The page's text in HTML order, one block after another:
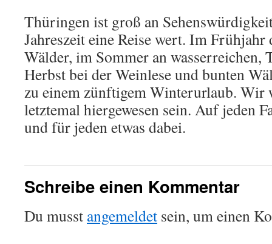
Thüringen ist groß an
Jahreszeit eine Reise wert. Im Frühjahr
Wälder, im Sommer an wasserreichen,
Herbst bei der Weinlese und bunten
zu einem zünftigem Winterurlaub. Wir
letztemal hiergewesen sein. Auf jeden
und für jeden etwas dabei.
Schreibe einen Kommentar
Du musst angemeldet sein, um einen